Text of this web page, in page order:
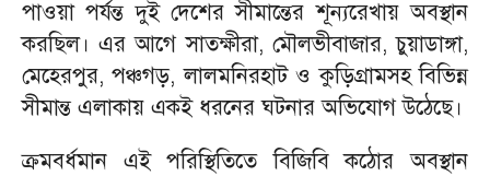
পাওয়া পর্যন্ত দুই দেশের সীমান্তের শূন্যরেখায় অবস্থান
করছিল। এর আগে সাতক্ষীরা, মৌলভীবাজার, চুয়াডাঙ্গা,
মেহেরপুর, পঞ্চগড়, লালমনিরহাট ও কুড়িগ্রামসহ বিভিন্ন
সীমান্ত এলাকায় একই ধরনের ঘটনার অভিযোগ উঠেছে।
ক্রমবর্ধমান এই পরিস্থিতিতে বিজিবি কঠোর অবস্থান